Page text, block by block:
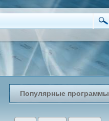
Популярные программы